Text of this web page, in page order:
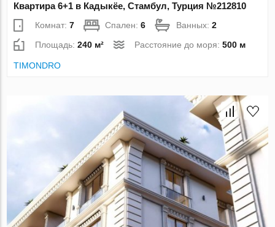
Квартира 6+1 в Кадыкёе, Стамбул, Турция №212810
Комнат:7 Спален:6 Ванных:2
Площадь:240 м² Расстояние до моря:500 м
TIMONDRO